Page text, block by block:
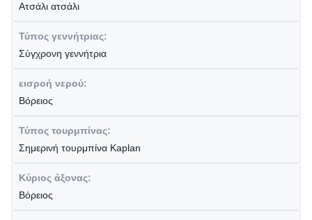
Ατσάλι ατσάλι
Τύπος γεννήτριας:
Σύγχρονη γεννήτρια
εισροή νερού:
Βόρειος
Τύπος τουρμπίνας:
Σημερινή τουρμπίνα Kaplan
Κύριος άξονας:
Βόρειος